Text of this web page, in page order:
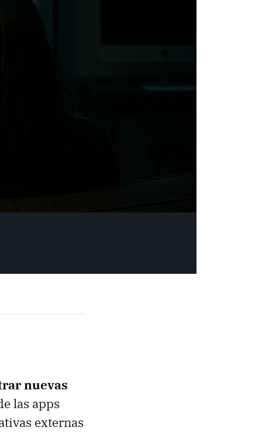
nuevas
las apps
externas